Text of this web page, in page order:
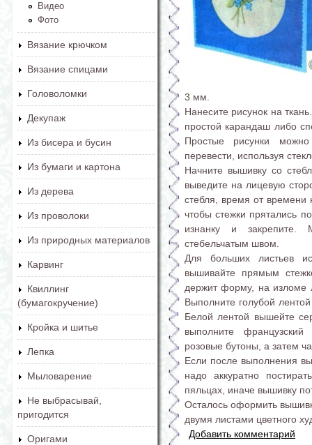
Видео
Фото
Вязание крючком
Вязание спицами
Головоломки
Декупаж
Из бисера и бусин
Из бумаги и картона
Из дерева
Из проволоки
Из природных материалов
Карвинг
Квиллинг
(бумагокручение)
Кройка и шитье
Лепка
Мыловарение
Не выбрасывай,
пригодится
Оригами
3 мм.
Нанесите рисунок на
простой карандаш либо
Простые рисунки
перевести, используя
Начните вышивку со
выведите на лицевую
стебля, время от времени
чтобы стежки прятались
изнанку и закрепите.
стебельчатым швом.
Для больших листьев
вышивайте прямым
держит форму, на изломе
Выполните голубой
Белой лентой вышейте
выполните
розовые бутоны, а затем
Если после выполнения
надо аккуратно
пяльцах, иначе вышивку
Осталось оформить
двумя листами цветного
Добавить комментарий